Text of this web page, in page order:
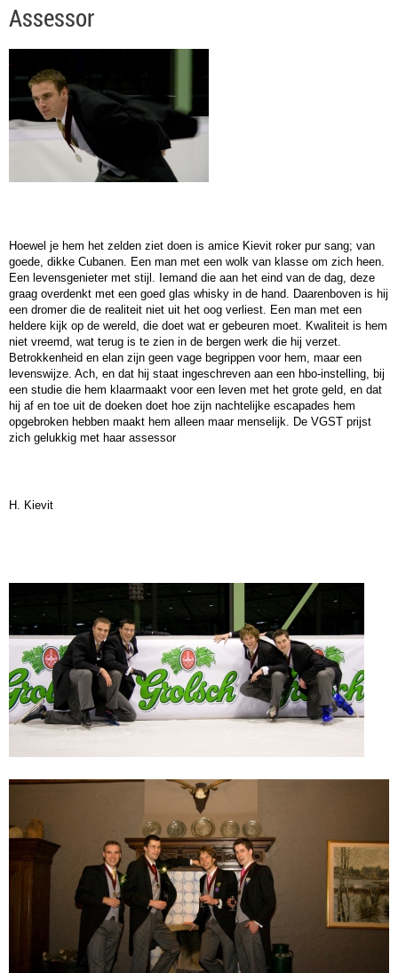
Assessor
Hoewel je hem het zelden ziet doen is amice Kievit roker pur sang; van
goede, dikke Cubanen. Een man met een wolk van klasse om zich heen.
Een levensgenieter met stijl. Iemand die aan het eind van de dag, deze
graag overdenkt met een goed glas whisky in de hand. Daarenboven is hij
een dromer die de realiteit niet uit het oog verliest. Een man met een
heldere kijk op de wereld, die doet wat er gebeuren moet. Kwaliteit is hem
niet vreemd, wat terug is te zien in de bergen werk die hij verzet.
Betrokkenheid en elan zijn geen vage begrippen voor hem, maar een
levenswijze. Ach, en dat hij staat ingeschreven aan een hbo-instelling, bij
een studie die hem klaarmaakt voor een leven met het grote geld, en dat
hij af en toe uit de doeken doet hoe zijn nachtelijke escapades hem
opgebroken hebben maakt hem alleen maar menselijk. De VGST prijst
zich gelukkig met haar assessor
H. Kievit